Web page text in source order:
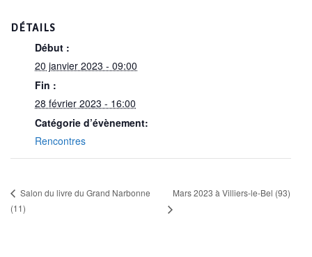
DÉTAILS
Début :
20 janvier 2023 - 09:00
Fin :
28 février 2023 - 16:00
Catégorie d’évènement:
Rencontres
Salon du livre du Grand Narbonne
(11)
Mars 2023 à Villiers-le-Bel (93)